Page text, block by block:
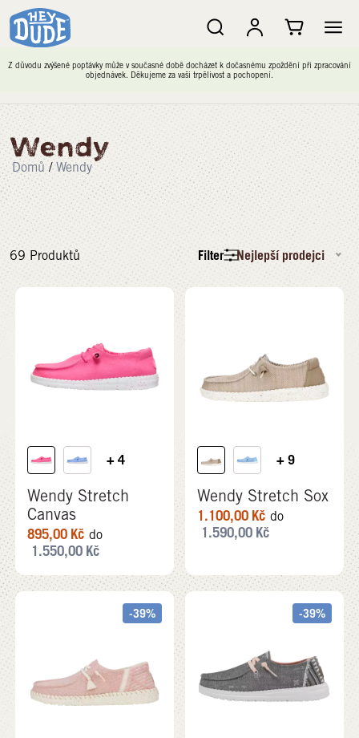
Z důvodu zvýšené poptávky může v současné době docházet k dočasnému zpoždění při zpracování
objednávek. Děkujeme za vaši trpělivost a pochopení.
Wendy
Domů / Wendy
69 Produktů Filter Nejlepší prodejci
+ 4
Wendy Stretch
Canvas
895,00 Kč do
1.550,00 Kč
+ 9
Wendy Stretch Sox
1.100,00 Kč do
1.590,00 Kč
-39% -39%